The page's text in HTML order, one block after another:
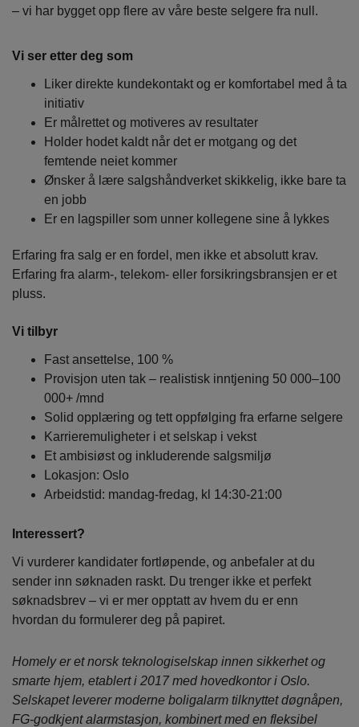
– vi har bygget opp flere av våre beste selgere fra null.
Vi ser etter deg som
Liker direkte kundekontakt og er komfortabel med å ta
initiativ
Er målrettet og motiveres av resultater
Holder hodet kaldt når det er motgang og det
femtende neiet kommer
Ønsker å lære salgshåndverket skikkelig, ikke bare ta
en jobb
Er en lagspiller som unner kollegene sine å lykkes
Erfaring fra salg er en fordel, men ikke et absolutt krav.
Erfaring fra alarm-, telekom- eller forsikringsbransjen er et
pluss.
Vi tilbyr
Fast ansettelse, 100 %
Provisjon uten tak – realistisk inntjening 50 000–100
000+ /mnd
Solid opplæring og tett oppfølging fra erfarne selgere
Karrieremuligheter i et selskap i vekst
Et ambisiøst og inkluderende salgsmiljø
Lokasjon: Oslo
Arbeidstid: mandag-fredag, kl 14:30-21:00
Interessert?
Vi vurderer kandidater fortløpende, og anbefaler at du
sender inn søknaden raskt. Du trenger ikke et perfekt
søknadsbrev – vi er mer opptatt av hvem du er enn
hvordan du formulerer deg på papiret.
Homely er et norsk teknologiselskap innen sikkerhet og
smarte hjem, etablert i 2017 med hovedkontor i Oslo.
Selskapet leverer moderne boligalarm tilknyttet døgnåpen,
FG-godkjent alarmstasjon, kombinert med en fleksibel